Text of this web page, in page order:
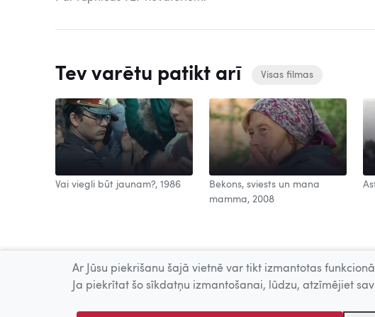
Tev varētu patikt arī Visas filmas
Vai viegli būt jaunam?, 1986
Bekons, sviests un mana
mamma, 2008
Ar Jūsu piekrišanu šajā vietnē var tikt izmantotas
Ja piekrītat šo sīkdatņu izmantošanai, lūdzu, atzīmējiet